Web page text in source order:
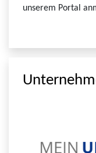
unserem Portal